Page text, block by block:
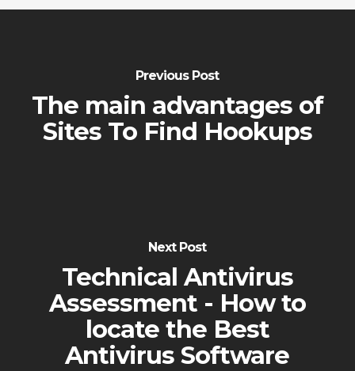
Previous Post
The main advantages of
Sites To Find Hookups
Next Post
Technical Antivirus
Assessment - How to
locate the Best
Antivirus Software